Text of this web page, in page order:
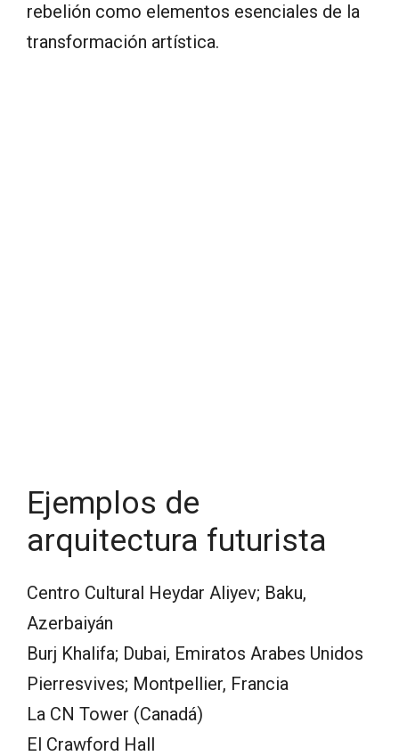
rebelión como elementos esenciales de la
transformación artística.
Ejemplos de
arquitectura futurista
Centro Cultural Heydar Aliyev; Baku,
Azerbaiyán
Burj Khalifa; Dubai, Emiratos Arabes Unidos
Pierresvives; Montpellier, Francia
La CN Tower (Canadá)
El Crawford Hall